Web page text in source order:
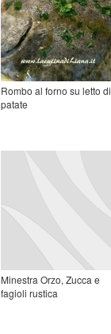
Rombo al forno su letto di
patate
Minestra Orzo, Zucca e
fagioli rustica